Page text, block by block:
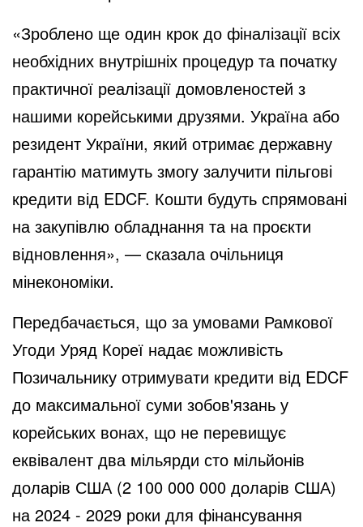
«Зроблено ще один крок до фіналізації всіх
необхідних внутрішніх процедур та початку
практичної реалізації домовленостей з
нашими корейськими друзями. Україна або
резидент України, який отримає державну
гарантію матимуть змогу залучити пільгові
кредити від EDCF. Кошти будуть спрямовані
на закупівлю обладнання та на проєкти
відновлення», — сказала очільниця
мінекономіки.
Передбачається, що за умовами Рамкової
Угоди Уряд Кореї надає можливість
Позичальнику отримувати кредити від EDCF
до максимальної суми зобов'язань у
корейських вонах, що не перевищує
еквівалент два мільярди сто мільйонів
доларів США (2 100 000 000 доларів США)
на 2024 - 2029 роки для фінансування